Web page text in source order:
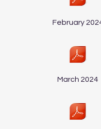
February
March 2024